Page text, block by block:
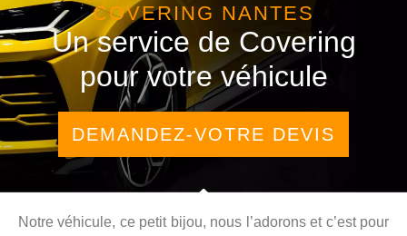
COVERING NANTES
Un service de Covering
pour votre véhicule
DEMANDEZ-VOTRE DEVIS
Notre véhicule, ce petit bijou, nous l’adorons et c’est pour